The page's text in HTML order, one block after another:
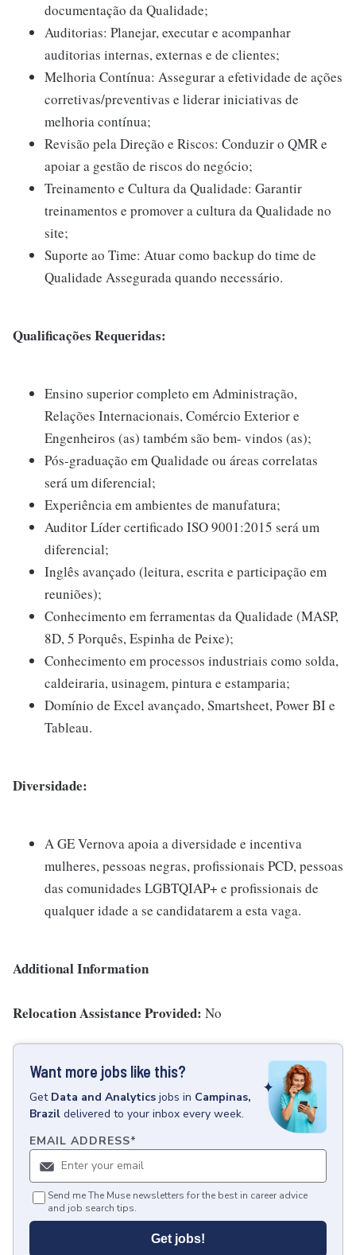
documentação da Qualidade;
Auditorias: Planejar, executar e acompanhar
auditorias internas, externas e de clientes;
Melhoria Contínua: Assegurar a efetividade de ações
corretivas/preventivas e liderar iniciativas de
melhoria contínua;
Revisão pela Direção e Riscos: Conduzir o QMR e
apoiar a gestão de riscos do negócio;
Treinamento e Cultura da Qualidade: Garantir
treinamentos e promover a cultura da Qualidade no
site;
Suporte ao Time: Atuar como backup do time de
Qualidade Assegurada quando necessário.
Qualificações Requeridas:
Ensino superior completo em Administração,
Relações Internacionais, Comércio Exterior e
Engenheiros (as) também são bem- vindos (as);
Pós-graduação em Qualidade ou áreas correlatas
será um diferencial;
Experiência em ambientes de manufatura;
Auditor Líder certificado ISO 9001:2015 será um
diferencial;
Inglês avançado (leitura, escrita e participação em
reuniões);
Conhecimento em ferramentas da Qualidade (MASP,
8D, 5 Porquês, Espinha de Peixe);
Conhecimento em processos industriais como solda,
caldeiraria, usinagem, pintura e estamparia;
Domínio de Excel avançado, Smartsheet, Power BI e
Tableau.
Diversidade:
A GE Vernova apoia a diversidade e incentiva
mulheres, pessoas negras, profissionais PCD, pessoas
das comunidades LGBTQIAP+ e profissionais de
qualquer idade a se candidatarem a esta vaga.
Additional Information
Relocation Assistance Provided: No
Want more jobs like this?
Get Data and Analytics jobs in Campinas,
Brazil delivered to your inbox every week.
EMAIL ADDRESS*
Send me The Muse newsletters for the best in career advice
and job search tips.
Get jobs!